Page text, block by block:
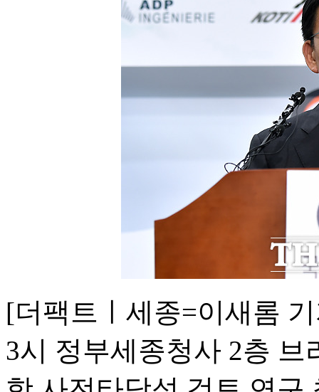
[더팩트ㅣ세종=이새롬
3시 정부세종청사 2층